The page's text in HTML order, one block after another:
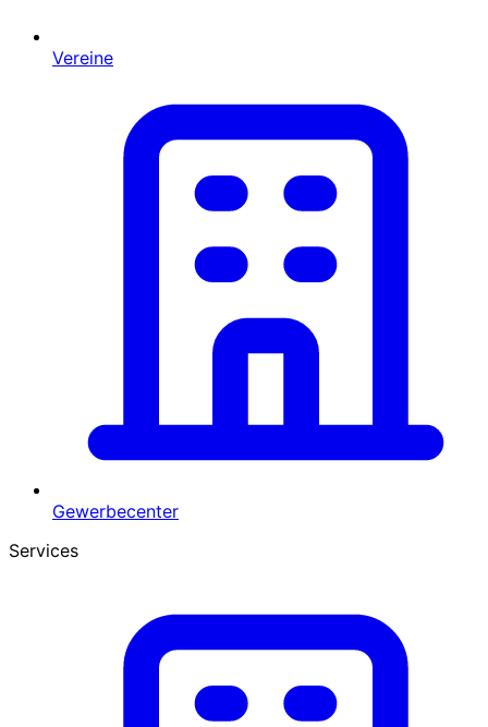
Vereine
Gewerbecenter
Services